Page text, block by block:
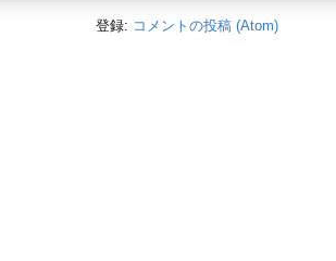
登録: コメントの投稿 (Atom)